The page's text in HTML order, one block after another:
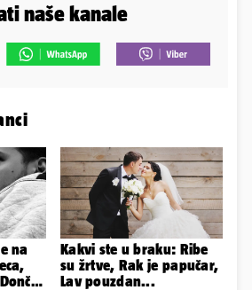
naše kanale
na
Kakvi ste u braku: Ribe
su žrtve, Rak je papučar,
Lav pouzdan...